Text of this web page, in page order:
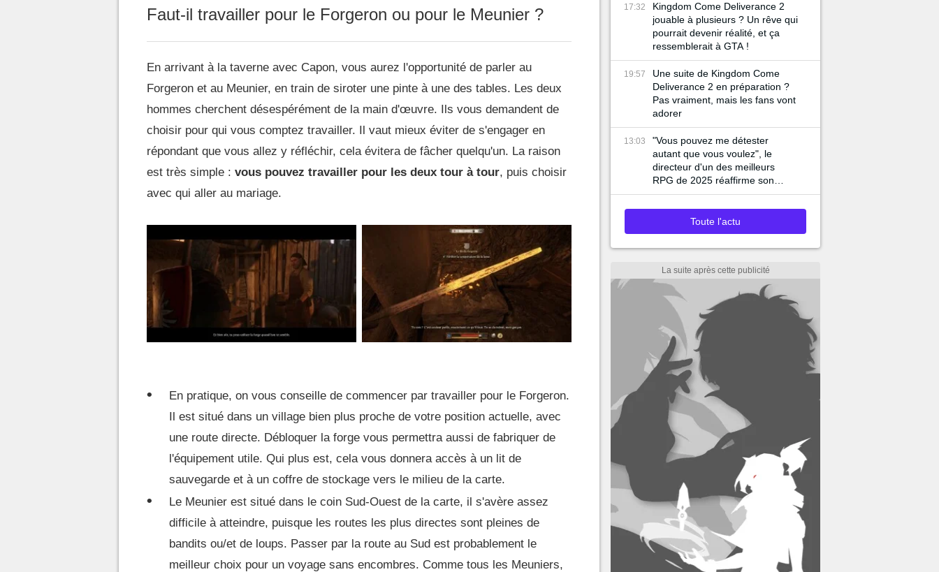
Faut-il travailler pour le Forgeron ou pour le Meunier ?
En arrivant à la taverne avec Capon, vous aurez l'opportunité de parler au
Forgeron et au Meunier, en train de siroter une pinte à une des tables. Les deux
hommes cherchent désespérément de la main d'œuvre. Ils vous demandent de
choisir pour qui vous comptez travailler. Il vaut mieux éviter de s'engager en
répondant que vous allez y réfléchir, cela évitera de fâcher quelqu'un. La raison
est très simple : vous pouvez travailler pour les deux tour à tour, puis choisir
avec qui aller au mariage.
En pratique, on vous conseille de commencer par travailler pour le Forgeron.
Il est situé dans un village bien plus proche de votre position actuelle, avec
une route directe. Débloquer la forge vous permettra aussi de fabriquer de
l'équipement utile. Qui plus est, cela vous donnera accès à un lit de
sauvegarde et à un coffre de stockage vers le milieu de la carte.
Le Meunier est situé dans le coin Sud-Ouest de la carte, il s'avère assez
difficile à atteindre, puisque les routes les plus directes sont pleines de
bandits ou/et de loups. Passer par la route au Sud est probablement le
meilleur choix pour un voyage sans encombres. Comme tous les Meuniers,
17:32
Kingdom Come Deliverance 2
jouable à plusieurs ? Un rêve qui
pourrait devenir réalité, et ça
ressemblerait à GTA !
19:57
Une suite de Kingdom Come
Deliverance 2 en préparation ?
Pas vraiment, mais les fans vont
adorer
13:03
"Vous pouvez me détester
autant que vous voulez", le
directeur d'un des meilleurs
RPG de 2025 réaffirme son
soutien à l'intelligence artificielle
Toute l'actu